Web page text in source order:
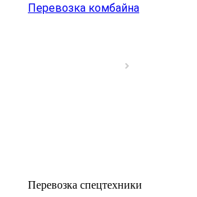
Перевозка комбайна
Перевозка спецтехники